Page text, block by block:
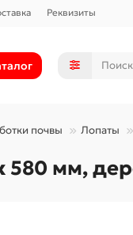
Реквизиты
почвы Лопаты
580 мм,